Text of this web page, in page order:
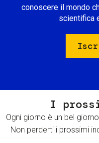
conoscere il mondo
scientifica
I
Ogni giorno è un bel
Non perderti i prossimi